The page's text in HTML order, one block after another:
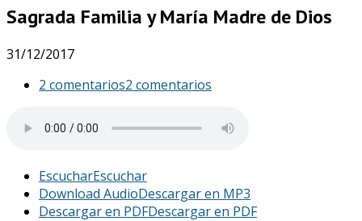
Sagrada Familia y María Madre de Dios
31/12/2017
2 comentarios2 comentarios
EscucharEscuchar
Download AudioDescargar en MP3
Descargar en PDFDescargar en PDF